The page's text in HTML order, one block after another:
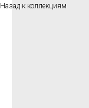
Назад к коллекциям